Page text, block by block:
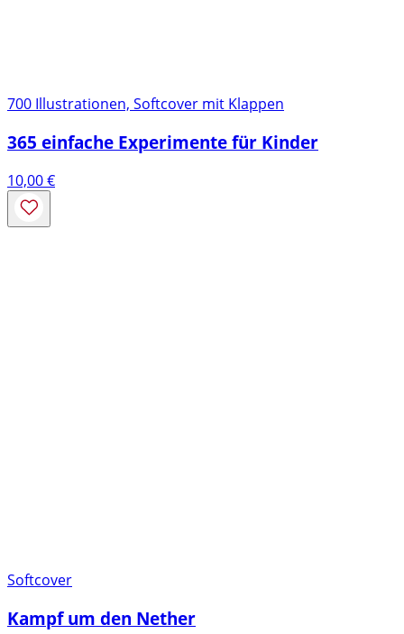
700 Illustrationen, Softcover mit Klappen
365 einfache Experimente für Kinder
10,00€
Softcover
Kampf um den Nether